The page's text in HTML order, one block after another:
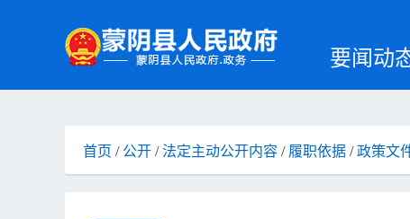
要闻动
首页 / 公开 /法定主动公开内容 / 履职依据 /政策文